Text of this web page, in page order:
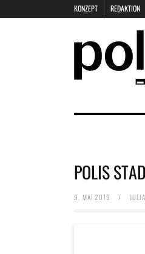
KONZEPT REDAKTION
POLIS
9. MAI 2019 /